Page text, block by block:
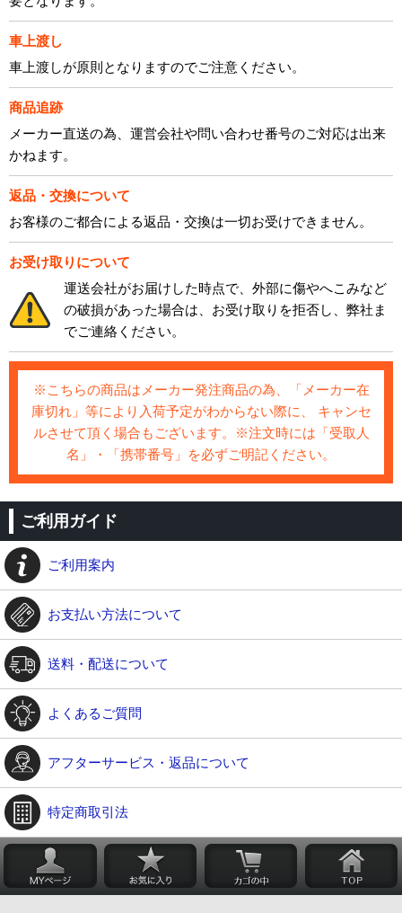
車上渡し
車上渡しが原則となりますのでご注意ください。
商品追跡
メーカー直送の為、運営会社や問い合わせ番号のご対応は出来
かねます。
返品・交換について
お客様のご都合による返品・交換は一切お受けできません。
お受け取りについて
運送会社がお届けした時点で、外部に傷やへこみなど
の破損があった場合は、お受け取りを拒否し、弊社ま
でご連絡ください。
※こちらの商品はメーカー発注商品の為、「メーカー在
庫切れ」等により入荷予定がわからない際に、 キャンセ
ルさせて頂く場合もございます。※注文時には「受取人
名」・「携帯番号」を必ずご明記ください。
ご利用ガイド
ご利用案内
お支払い方法について
送料・配送について
よくあるご質問
アフターサービス・返品について
特定商取引法